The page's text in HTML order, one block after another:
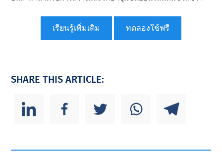
เรียนรู้เพิ่มเติม ทดลองใช้ฟรี
SHARE THIS ARTICLE: